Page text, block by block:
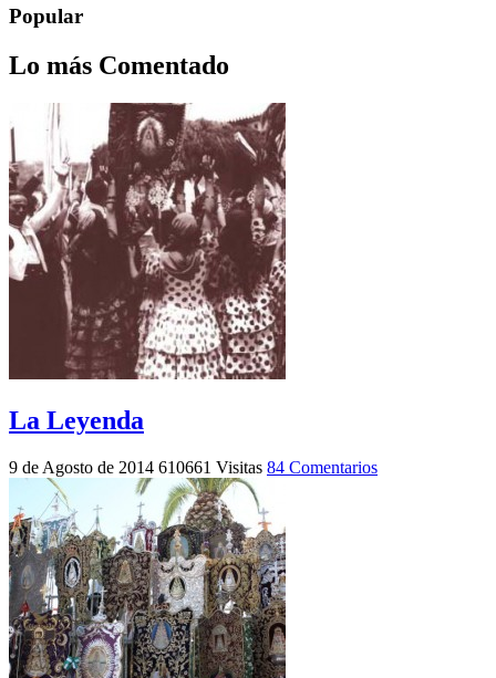
Popular
Lo más Comentado
La Leyenda
9 de Agosto de 2014 610661 Visitas 84 Comentarios